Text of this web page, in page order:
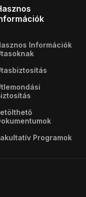
Információk
Programok